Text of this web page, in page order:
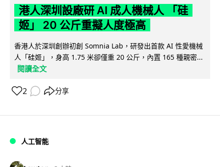
港人深圳設廠研 AI 成人機械人 「硅
姬」 20 公斤重擬人度極高
香港人於深圳創辦初創 Somnia Lab，研發出首款 AI 性愛機械
人「硅姬」，身高 1.75 米卻僅重 20 公斤，內置 165 種親密...
閱讀全文
2 分享
人工智能